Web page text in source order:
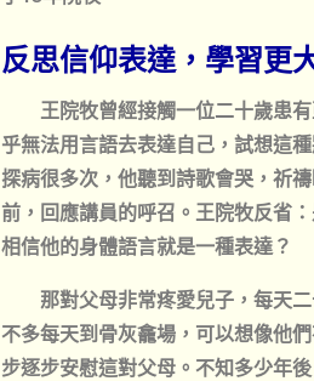
反思信仰表達，學習更
王院牧曾經接觸一位二十歲患
乎無法用言語去表達自己，試想這
探病很多次，他聽到詩歌會哭，祈
前，回應講員的呼召。王院牧反省
相信他的身體語言就是一種表達？
那對父母非常疼愛兒子，每天
不多每天到骨灰龕場，可以想像他
步逐步安慰這對父母。不知多少年